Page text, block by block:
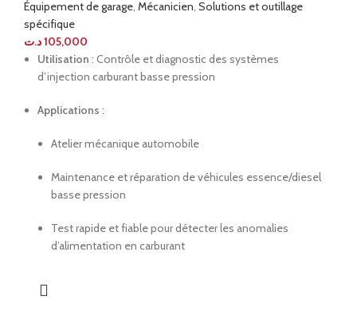
Équipement de garage Mécanicien Solutions et outillage
spécifique
105,000د.ت
Utilisation : Contrôle et diagnostic des systèmes
d’injection carburant basse pression
Applications :
Atelier mécanique automobile
Maintenance et réparation de véhicules essence/diesel
basse pression
Test rapide et fiable pour détecter les anomalies
d’alimentation en carburant